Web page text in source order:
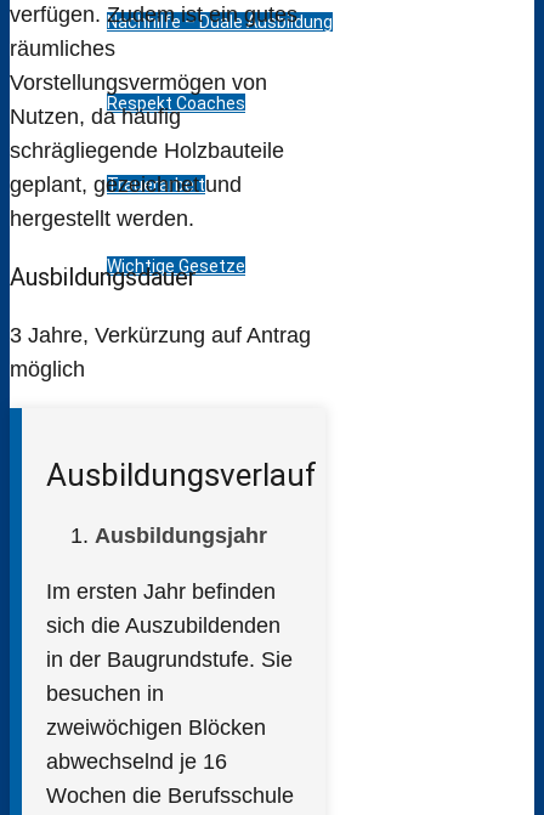
Nachhilfe – Duale Ausbildung
Respekt Coaches
Trauerarbeit
Wichtige Gesetze
Menü Menü
verfügen. Zudem ist ein gutes
räumliches
Vorstellungsvermögen von
Nutzen, da häufig
schrägliegende Holzbauteile
geplant, gezeichnet und
hergestellt werden.
Ausbildungsdauer
3 Jahre, Verkürzung auf Antrag
möglich
Ausbildungsverlauf
Ausbildungsjahr
Im ersten Jahr befinden
sich die Auszubildenden
in der Baugrundstufe. Sie
besuchen in
zweiwöchigen Blöcken
abwechselnd je 16
Wochen die Berufsschule